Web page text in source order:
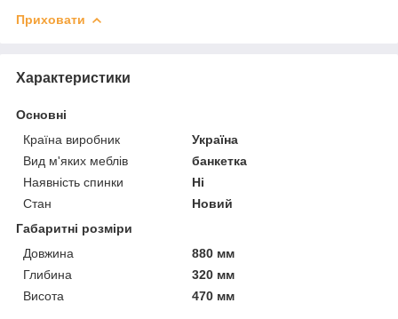
Приховати
Характеристики
Основні
Країна виробник
Україна
Вид м'яких меблів
банкетка
Наявність спинки
Ні
Стан
Новий
Габаритні розміри
Довжина
880 мм
Глибина
320 мм
Висота
470 мм